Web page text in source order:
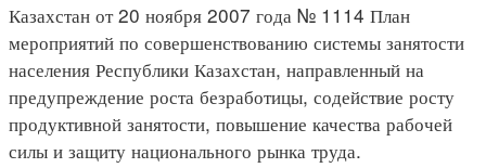
Казахстан от 20 ноября 2007 года № 1114 План
мероприятий по совершенствованию системы занятости
населения Республики Казахстан, направленный на
предупреждение роста безработицы, содействие росту
продуктивной занятости, повышение качества рабочей
силы и защиту национального рынка труда.